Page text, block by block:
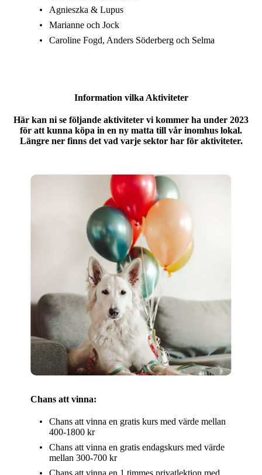
Agnieszka & Lupus
Marianne och Jock
Caroline Fogd, Anders Söderberg och Selma
Information vilka Aktiviteter
Här kan ni se följande aktiviteter vi kommer ha under 2023
för att kunna köpa in en ny matta till vår inomhus lokal.
Längre ner finns det vad varje sektor har för aktiviteter.
Chans att vinna:
Chans att vinna en gratis kurs med värde mellan
400-1800 kr
Chans att vinna en gratis endagskurs med värde
mellan 300-700 kr
Chans att vinna en 1 timmes privatlektion med